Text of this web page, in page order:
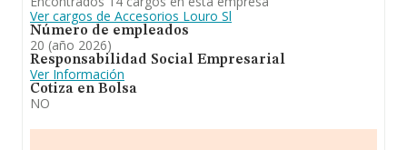
Ver cargos de Accesorios Louro Sl
Número de empleados
20 (año 2026)
Responsabilidad Social Empresarial
Ver Información
Cotiza en Bolsa
NO